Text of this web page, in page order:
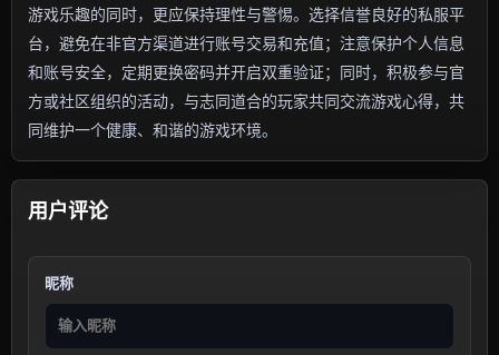
游戏乐趣的同时，更应保持理性与警惕。选择信誉良好的私服平
台，避免在非官方渠道进行账号交易和充值；注意保护个人信息
和账号安全，定期更换密码并开启双重验证；同时，积极参与官
方或社区组织的活动，与志同道合的玩家共同交流游戏心得，共
同维护一个健康、和谐的游戏环境。
用户评论
昵称